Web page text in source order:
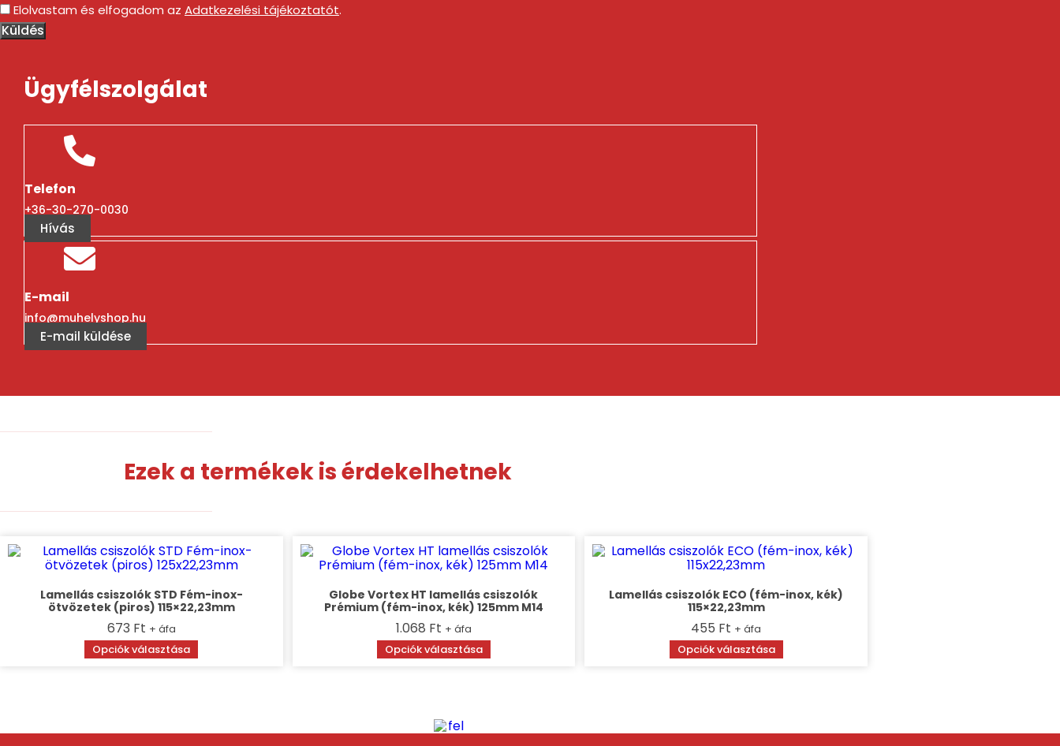
Elolvastam és elfogadom az Adatkezelési tájékoztatót.
Küldés
Ügyfélszolgálat
Telefon
+36-30-270-0030
Hívás
E-mail
info@muhelyshop.hu
E-mail küldése
Ezek a termékek is érdekelhetnek
Lamellás csiszolók STD Fém-inox-
ötvözetek (piros) 115×22,23mm
673 Ft + áfa
Opciók választása Ennek
a
A
Globe Vortex HT lamellás csiszolók
Prémium (fém-inox, kék) 125mm M14
1.068 Ft + áfa
Opciók választása Ennek
a
A
Lamellás csiszolók ECO (fém-inox, kék)
115×22,23mm
455 Ft + áfa
Opciók választása Ennek
a
A